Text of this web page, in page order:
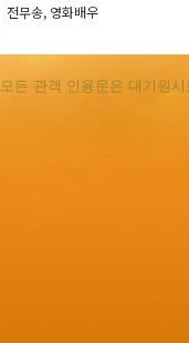
전무송, 영화배우
모든 관객 인용문은 대기원